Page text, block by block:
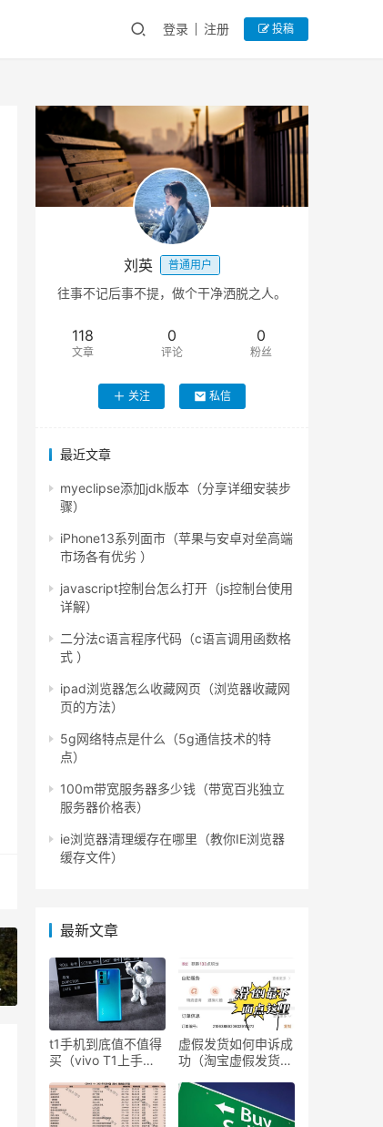
登录 注册 投稿
刘英 普通用户
往事不记后事不提，做个干净洒脱之人。
118
文章
0
评论
0
粉丝
关注 私信
最近文章
myeclipse添加jdk版本（分享详细安装步
骤）
iPhone13系列面市（苹果与安卓对垒高端
市场各有优劣 ）
javascript控制台怎么打开（js控制台使用
详解）
二分法c语言程序代码（c语言调用函数格
式 ）
ipad浏览器怎么收藏网页（浏览器收藏网
页的方法）
5g网络特点是什么（5g通信技术的特
点）
100m带宽服务器多少钱（带宽百兆独立
服务器价格表）
ie浏览器清理缓存在哪里（教你IE浏览器
缓存文件）
最新文章
t1手机到底值不值得
买（vivo T1上手体
虚假发货如何申诉成
功（淘宝虚假发货维